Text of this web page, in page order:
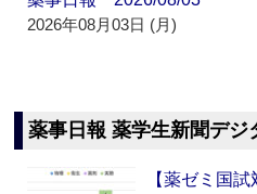
2026年08月03日 (月)
薬事日報 薬学生新聞デジ
【薬ゼミ国